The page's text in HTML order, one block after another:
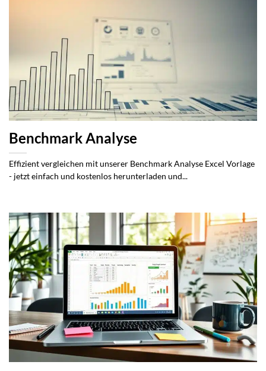
Benchmark Analyse
Effizient vergleichen mit unserer Benchmark Analyse Excel Vorlage
- jetzt einfach und kostenlos herunterladen und...